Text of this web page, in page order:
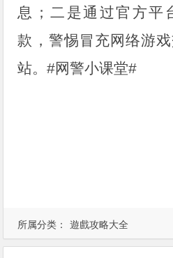
所属分类： 遊戲攻略大全
息；二是通过官方平
款，警惕冒充网络游
站。#网警小课堂#